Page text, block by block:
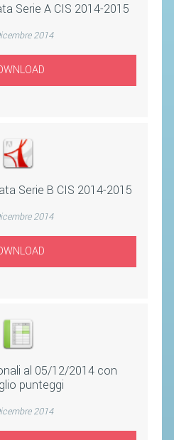
Serie A CIS 2014-2015
2014
Serie B CIS 2014-2015
2014
al 05/12/2014 con
punteggi
2014
TECNICO
– PALABADMINTON
D'INTERESSE NAZIONALE
ATLETI
ATLETI
E TASSE
UN ESD
EVENTI